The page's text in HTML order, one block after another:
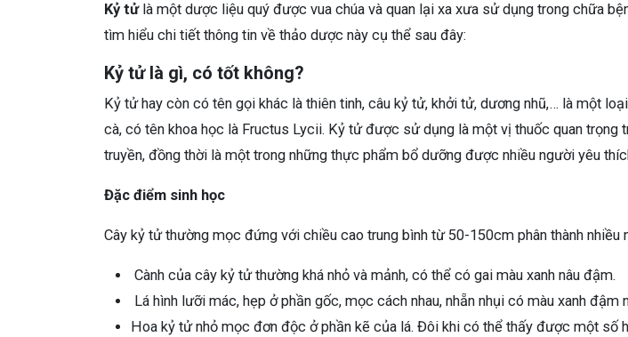
Kỷ tửlà một dược liệu quý được vua chúa và quan lại xa xưa sử dụng trong chữa
tìm hiểu chi tiết thông tin về thảo dược này cụ thể sau đây:
Kỷ tử là gì, có tốt không?
Kỷ tử hay còn có tên gọi khác là thiên tinh, câu kỷ tử, khởi tử, dương nhũ,… là một
cà, có tên khoa học là Fructus Lycii. Kỷ tử được sử dụng là một vị thuốc quan trọng
truyền, đồng thời là một trong những thực phẩm bổ dưỡng được nhiều người yêu
Đặc điểm sinh học
Cây kỷ tử thường mọc đứng với chiều cao trung bình từ 50-150cm phân thành nhiều
Cành của cây kỷ tử thường khá nhỏ và mảnh, có thể có gai màu xanh nâu đậm.
Lá hình lưỡi mác, hẹp ở phần gốc, mọc cách nhau, nhẵn nhụi có màu xanh đậm
Hoa kỷ tử nhỏ mọc đơn độc ở phần kẽ của lá. Đôi khi có thể thấy được một số